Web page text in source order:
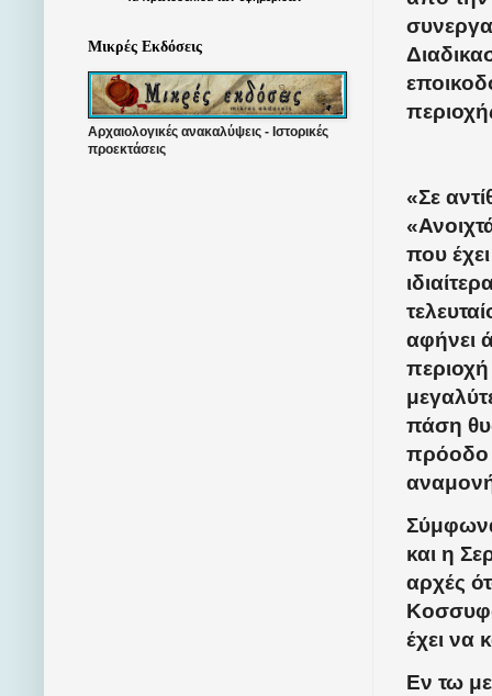
«Σε
που
αφήνει
πάση
πρόοδο
και η
αρχές
έχει να
Εν τω
Μικρές Εκδόσεις
Αρχαιολογικές ανακαλύψεις - Ιστορικές
προεκτάσεις